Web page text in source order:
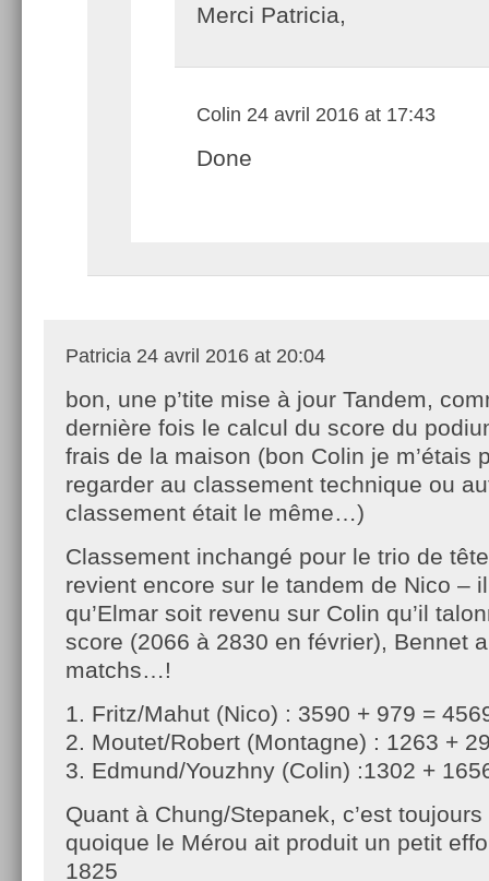
Merci Patricia,
Colin 24 avril 2016 at 17:43
Done
Patricia 24 avril 2016 at 20:04
bon, une p’tite mise à jour Tandem,
dernière fois le calcul du score du
frais de la maison (bon Colin je m’étais
regarder au classement technique ou
classement était le même…)
Classement inchangé pour le trio de
revient encore sur le tandem de Nico –
qu’Elmar soit revenu sur Colin qu’il
score (2066 à 2830 en février), Bennet
matchs…!
1. Fritz/Mahut (Nico) : 3590 + 979 =
2. Moutet/Robert (Montagne) : 1263 +
3. Edmund/Youzhny (Colin) :1302 +
Quant à Chung/Stepanek, c’est toujours
quoique le Mérou ait produit un petit
1825